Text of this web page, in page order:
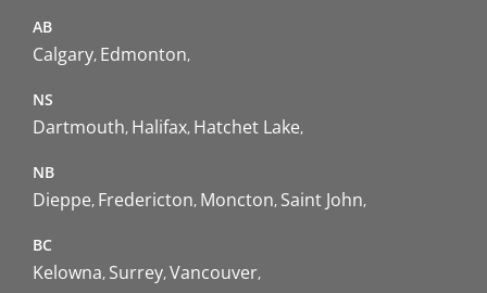
AB
Calgary Edmonton
NS
Dartmouth Halifax Hatchet Lake
NB
Dieppe Fredericton Moncton Saint John
BC
Kelowna Surrey Vancouver